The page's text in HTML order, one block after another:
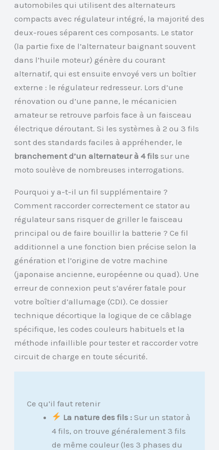
automobiles qui utilisent des alternateurs
compacts avec régulateur intégré, la majorité des
deux-roues séparent ces composants. Le stator
(la partie fixe de l’alternateur baignant souvent
dans l’huile moteur) génère du courant
alternatif, qui est ensuite envoyé vers un boîtier
externe : le régulateur redresseur. Lors d’une
rénovation ou d’une panne, le mécanicien
amateur se retrouve parfois face à un faisceau
électrique déroutant. Si les systèmes à 2 ou 3 fils
sont des standards faciles à appréhender, le
branchement d’un alternateur à 4 fils sur une
moto soulève de nombreuses interrogations.
Pourquoi y a-t-il un fil supplémentaire ?
Comment raccorder correctement ce stator au
régulateur sans risquer de griller le faisceau
principal ou de faire bouillir la batterie ? Ce fil
additionnel a une fonction bien précise selon la
génération et l’origine de votre machine
(japonaise ancienne, européenne ou quad). Une
erreur de connexion peut s’avérer fatale pour
votre boîtier d’allumage (CDI). Ce dossier
technique décortique la logique de ce câblage
spécifique, les codes couleurs habituels et la
méthode infaillible pour tester et raccorder votre
circuit de charge en toute sécurité.
Ce qu’il faut retenir
La nature des fils : Sur un stator à
4 fils, on trouve généralement 3 fils
de même couleur (les 3 phases du